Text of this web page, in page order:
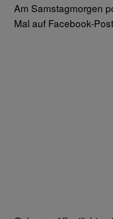
Am Samstagmorgen
Mal auf Facebook-